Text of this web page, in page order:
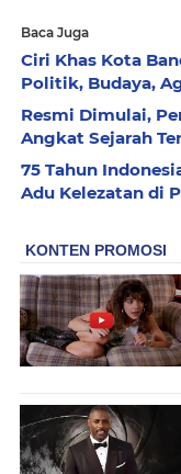
Baca Juga
Ciri Khas Kota
Politik, Budaya,
Resmi Dimulai,
Angkat Sejarah
75 Tahun
Adu Kelezatan di